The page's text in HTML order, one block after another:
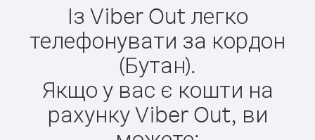
Із Viber Out легко
телефонувати за кордон
(Бутан).
Якщо у вас є кошти на
рахунку Viber Out, ви